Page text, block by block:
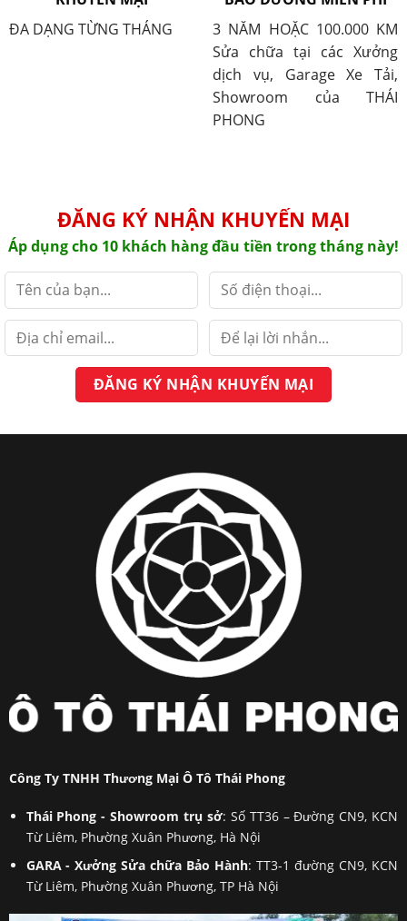
ĐA DẠNG TỪNG THÁNG
3 NĂM HOẶC 100.000 KM
Sửa chữa tại các Xưởng
dịch vụ, Garage Xe Tải,
Showroom của THÁI
PHONG
ĐĂNG KÝ NHẬN KHUYẾN MẠI
Áp dụng cho 10 khách hàng đầu tiền trong tháng này!
Công Ty TNHH Thương Mại Ô Tô Thái Phong
Thái Phong - Showroom trụ sở: Số TT36 – Đường CN9, KCN
Từ Liêm, Phường Xuân Phương, Hà Nội
GARA - Xưởng Sửa chữa Bảo Hành: TT3-1 đường CN9, KCN
Từ Liêm, Phường Xuân Phương, TP Hà Nội